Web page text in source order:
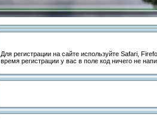
Для регистрации на сайте используйте Safari,
время регистрации у вас в поле код ничего не